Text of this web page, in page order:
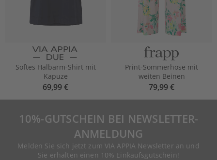
Softes Halbarm-Shirt mit
Kapuze
69,99 €
Print-Sommerhose mit
weiten Beinen
79,99 €
10%-GUTSCHEIN BEI NEWSLETTER-
ANMELDUNG
Melden Sie sich jetzt zum VIA APPIA Newsletter an und
Sie erhalten einen 10% Einkaufsgutschein!